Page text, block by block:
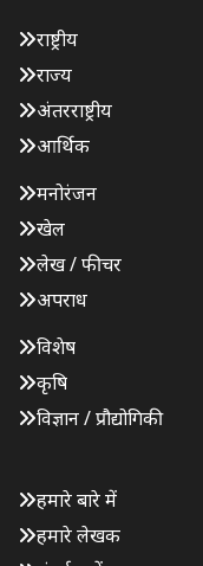
राष्ट्रीय
राज्य
अंतरराष्ट्रीय
आर्थिक
मनोरंजन
खेल
लेख / फीचर
अपराध
विशेष
कृषि
विज्ञान / प्रौद्योगिकी
हमारे बारे में
हमारे लेखक